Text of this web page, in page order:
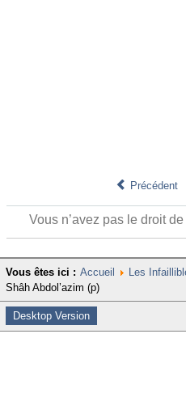
Précédent
Vous n’avez pas le droit
Vous êtes ici : Accueil Les
Shâh Abdol’azim (p)
Desktop Version